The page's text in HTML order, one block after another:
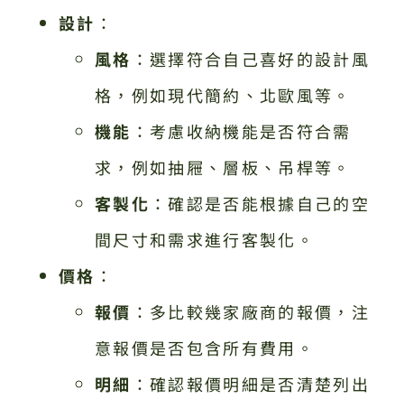
設計 ：
風格 ：選擇符合自己喜好的設計風
格，例如現代簡約、北歐風等。
機能 ：考慮收納機能是否符合需
求，例如抽屜、層板、吊桿等。
客製化 ：確認是否能根據自己的空
間尺寸和需求進行客製化。
價格 ：
報價 ：多比較幾家廠商的報價，注
意報價是否包含所有費用。
明細 ：確認報價明細是否清楚列出